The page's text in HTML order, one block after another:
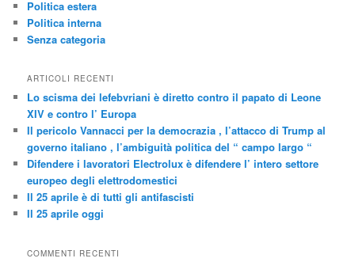
Politica estera
Politica interna
Senza categoria
ARTICOLI RECENTI
Lo scisma dei lefebvriani è diretto contro il papato di Leone
XIV e contro l’ Europa
Il pericolo Vannacci per la democrazia , l’attacco di Trump al
governo italiano , l’ambiguità politica del “ campo largo “
Difendere i lavoratori Electrolux è difendere l’ intero settore
europeo degli elettrodomestici
Il 25 aprile è di tutti gli antifascisti
Il 25 aprile oggi
COMMENTI RECENTI